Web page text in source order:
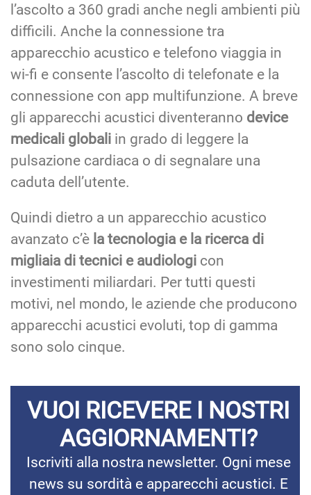
l’ascolto a 360 gradi anche negli ambienti più
difficili. Anche la connessione tra
apparecchio acustico e telefono viaggia in
wi-fi e consente l’ascolto di telefonate e la
connessione con app multifunzione. A breve
gli apparecchi acustici diventeranno device
medicali globali in grado di leggere la
pulsazione cardiaca o di segnalare una
caduta dell’utente.
Quindi dietro a un apparecchio acustico
avanzato c’è la tecnologia e la ricerca di
migliaia di tecnici e audiologi con
investimenti miliardari. Per tutti questi
motivi, nel mondo, le aziende che producono
apparecchi acustici evoluti, top di gamma
sono solo cinque.
VUOI RICEVERE I NOSTRI
AGGIORNAMENTI?
Iscriviti alla nostra newsletter. Ogni mese
news su sordità e apparecchi acustici. E